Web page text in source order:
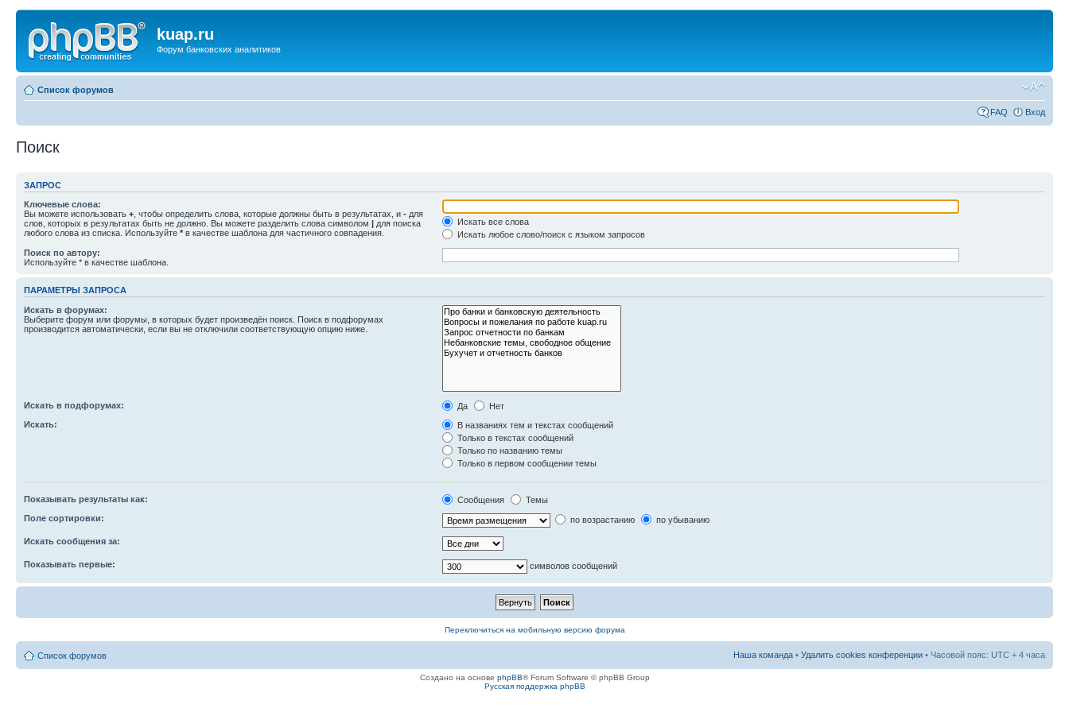
kuap.ru
Форум банковских аналитиков
Список форумов
FAQ Вход
Поиск
ЗАПРОС
Ключевые слова:
Вы можете использовать + , чтобы определить слова, которые должны быть в результатах, и - для
слов, которых в результатах быть не должно. Вы можете разделить слова символом | для поиска
любого слова из списка. Используйте * в качестве шаблона для частичного совпадения.
Искать все слова
Искать любое слово/поиск с языком запросов
Поиск по автору:
Используйте * в качестве шаблона.
ПАРАМЕТРЫ ЗАПРОСА
Искать в форумах:
Выберите форум или форумы, в которых будет произведён поиск. Поиск в подфорумах
производится автоматически, если вы не отключили соответствующую опцию ниже.
Искать в подфорумах: Да
Нет
Искать:
В названиях тем и текстах сообщений
Только в текстах сообщений
Только по названию темы
Только в первом сообщении темы
Показывать результаты как: Сообщения
Темы
Поле сортировки:
по возрастанию по убыванию
Искать сообщения за:
Показывать первые: символов сообщений
Переключиться на мобильную версию форума
Список форумов Наша команда • Удалить cookies конференции • Часовой пояс: UTC + 4 часа
Создано на основе phpBB® Forum Software © phpBB Group
Русская поддержка phpBB